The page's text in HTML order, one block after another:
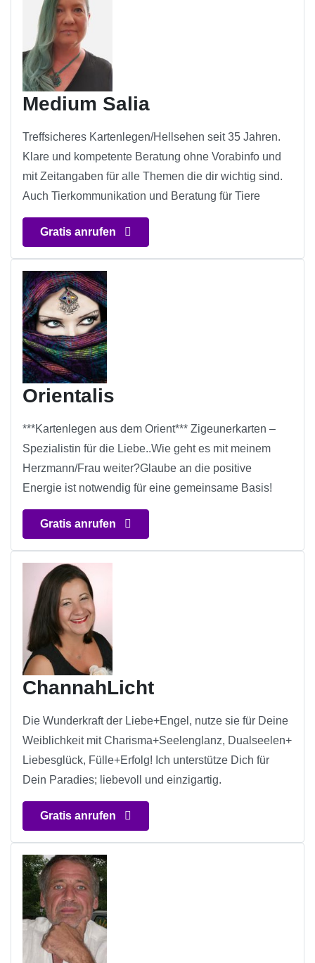
Medium Salia
Treffsicheres Kartenlegen/Hellsehen seit 35 Jahren.
Klare und kompetente Beratung ohne Vorabinfo und
mit Zeitangaben für alle Themen die dir wichtig sind.
Auch Tierkommunikation und Beratung für Tiere
Gratis anrufen
Orientalis
***Kartenlegen aus dem Orient*** Zigeunerkarten –
Spezialistin für die Liebe..Wie geht es mit meinem
Herzmann/Frau weiter?Glaube an die positive
Energie ist notwendig für eine gemeinsame Basis!
Gratis anrufen
ChannahLicht
Die Wunderkraft der Liebe+Engel, nutze sie für Deine
Weiblichkeit mit Charisma+Seelenglanz, Dualseelen+
Liebesglück, Fülle+Erfolg! Ich unterstütze Dich für
Dein Paradies; liebevoll und einzigartig.
Gratis anrufen